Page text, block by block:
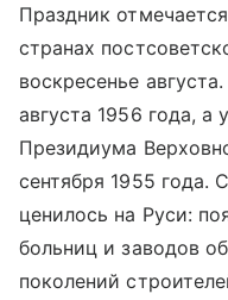
Праздник
странах
воскресенье
августа 1956 года, а
Президиума
сентября 1955 года.
ценилось на Руси:
больниц и заводов
поколений